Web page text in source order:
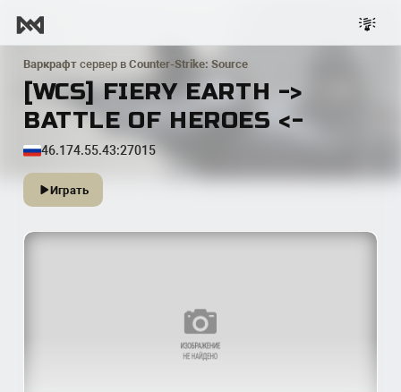
Варкрафт сервер в Counter-Strike: Source
[WCS] FIERY EARTH ->
BATTLE OF HEROES <-
46.174.55.43:27015
Играть